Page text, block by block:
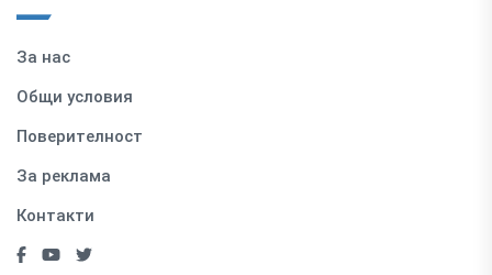
За нас
Общи условия
Поверителност
За реклама
Контакти